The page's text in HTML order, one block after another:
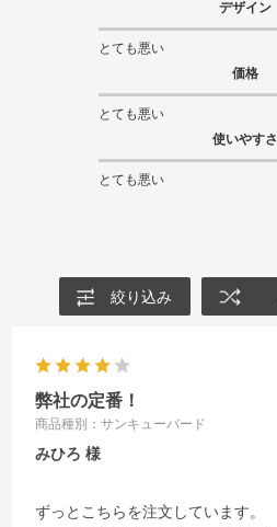
デザイン
とても悪い
価格
とても悪い
使いやすさ
とても悪い
絞り込み
弊社の定番！
商品種別：サンキューバード
みひろ
ずっとこちらを注文しています。